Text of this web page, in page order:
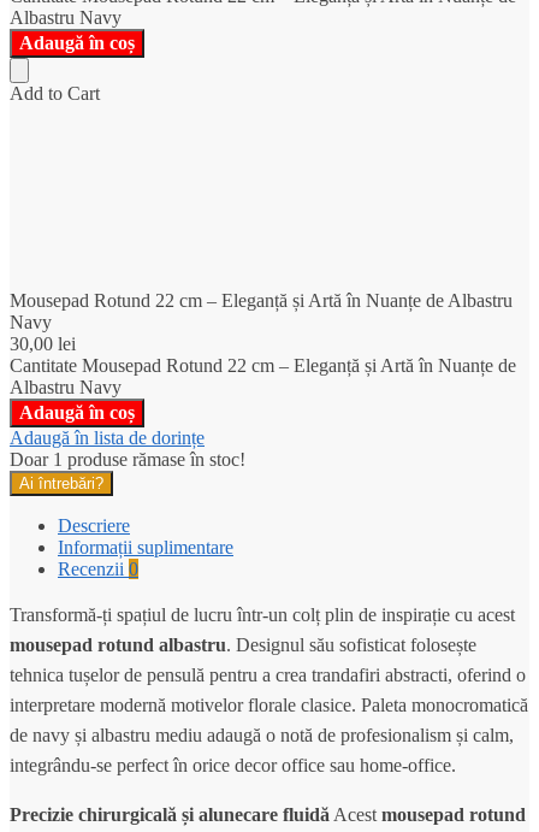
Albastru Navy
Adaugă în coș
Add to Cart
Mousepad Rotund 22 cm – Eleganță și Artă în Nuanțe de Albastru
Navy
30,00 lei
Cantitate Mousepad Rotund 22 cm – Eleganță și Artă în Nuanțe de
Albastru Navy
Adaugă în coș
Adaugă în lista de dorințe
Doar 1 produse rămase în stoc!
Ai întrebări?
Descriere
Informații suplimentare
Recenzii 0
Transformă-ți spațiul de lucru într-un colț plin de inspirație cu acest
mousepad rotund albastru. Designul său sofisticat folosește
tehnica tușelor de pensulă pentru a crea trandafiri abstracti, oferind o
interpretare modernă motivelor florale clasice. Paleta monocromatică
de navy și albastru mediu adaugă o notă de profesionalism și calm,
integrându-se perfect în orice decor office sau home-office.
Precizie chirurgicală și alunecare fluidă Acest mousepad rotund